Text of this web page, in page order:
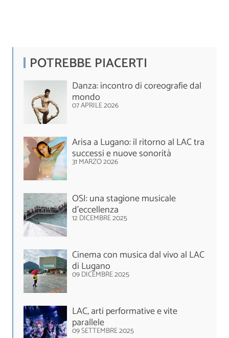
POTREBBE PIACERTI
Danza: incontro di coreografie dal
mondo
07 APRILE 2026
Arisa a Lugano: il ritorno al LAC tra
successi e nuove sonorità
31 MARZO 2026
OSI: una stagione musicale
d’eccellenza
12 DICEMBRE 2025
Cinema con musica dal vivo al LAC
di Lugano
09 DICEMBRE 2025
LAC, arti performative e vite
parallele
09 SETTEMBRE 2025